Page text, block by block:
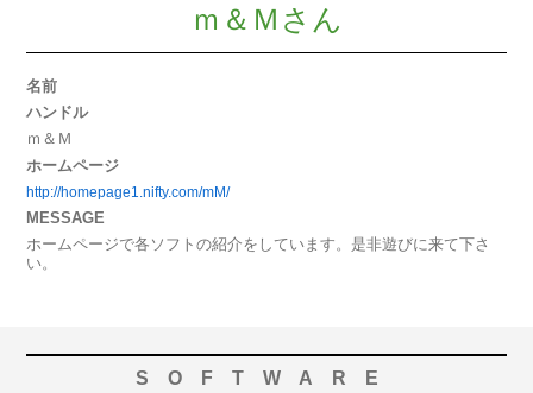
ｍ＆Ｍさん
名前
ハンドル
ｍ＆Ｍ
ホームページ
http://homepage1.nifty.com/mM/
MESSAGE
ホームページで各ソフトの紹介をしています。是非遊びに来て下さ
い。
SOFTWARE